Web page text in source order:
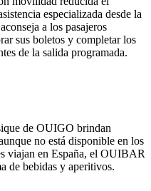
especializada desde la
a los pasajeros
sus boletos y completar los
de la salida programada.
de OUIGO brindan
no está disponible en los
viajan en España, el OUIBAR
de bebidas y aperitivos.